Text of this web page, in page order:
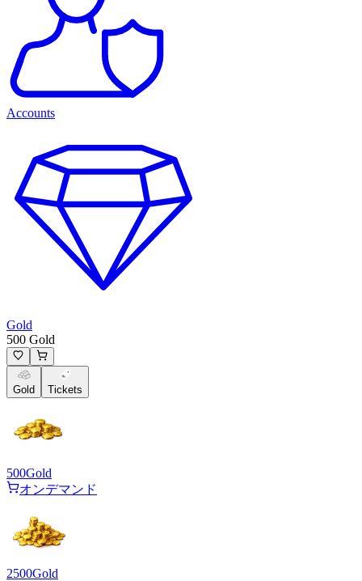
Accounts
Gold
500 Gold
Gold Tickets
500Gold
オンデマンド
2500Gold